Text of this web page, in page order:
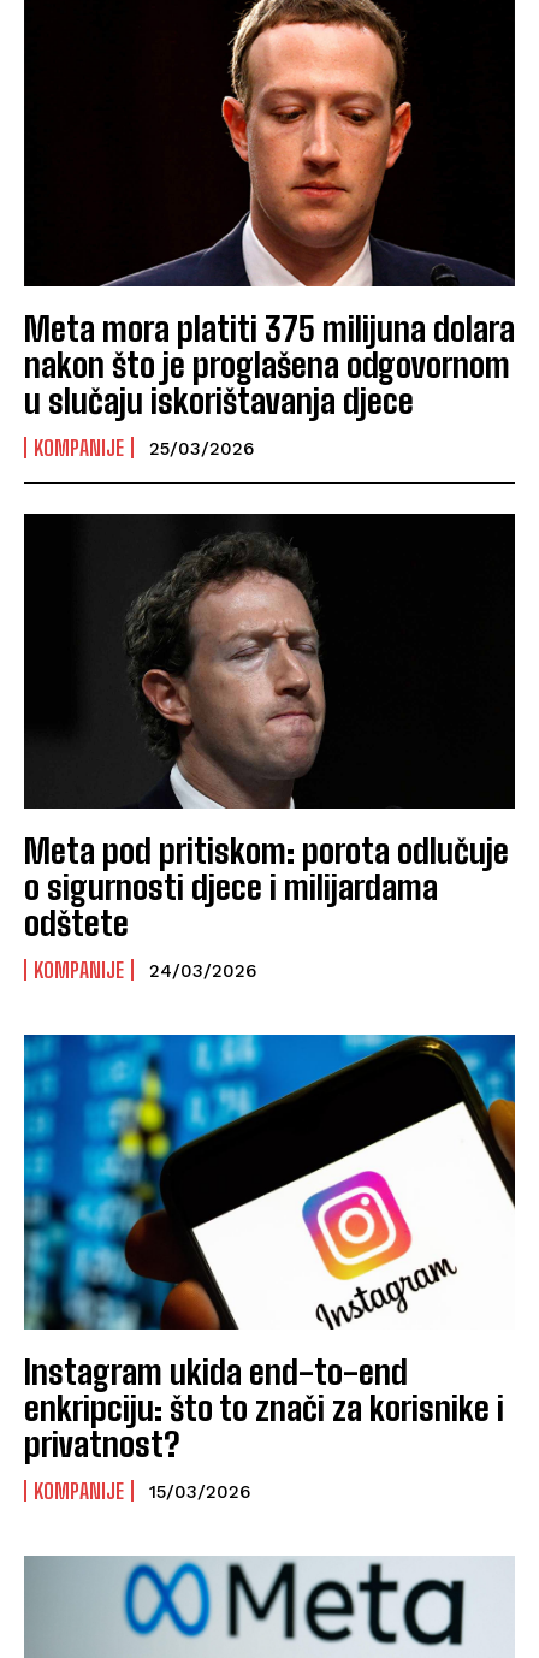
Meta mora platiti 375 milijuna dolara
nakon što je proglašena odgovornom
u slučaju iskorištavanja djece
KOMPANIJE 25/03/2026
Meta pod pritiskom: porota odlučuje
o sigurnosti djece i milijardama
odštete
KOMPANIJE 24/03/2026
Instagram ukida end-to-end
enkripciju: što to znači za korisnike i
privatnost?
KOMPANIJE 15/03/2026